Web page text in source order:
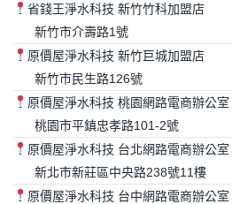
省錢王淨水科技 新竹竹科加盟店
新竹市介壽路1號
原價屋淨水科技 新竹巨城加盟店
新竹市民生路126號
原價屋淨水科技 桃園網路電商辦公室
桃園市平鎮忠孝路101-2號
原價屋淨水科技 台北網路電商辦公室
新北市新莊區中央路238號11樓
原價屋淨水科技 台中網路電商辦公室